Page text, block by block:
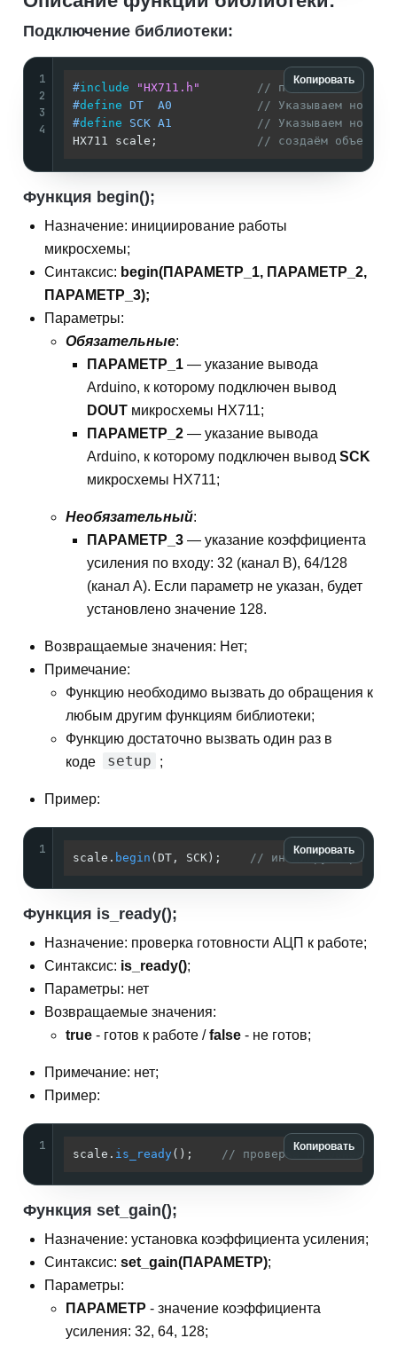
Подключение библиотеки:
Копировать
1
2
3
4
#include "HX711.h"
// подключаем
#define DT  A0
// Указываем номер
#define SCK A1
// Указываем номер
HX711 scale;
// создаём объект
Функция begin();
Назначение: инициирование работы
микросхемы;
Синтаксис: begin(ПАРАМЕТР_1, ПАРАМЕТР_2,
ПАРАМЕТР_3);
Параметры:
Обязательные:
ПАРАМЕТР_1 — указание вывода
Arduino, к которому подключен вывод
DOUT микросхемы HX711;
ПАРАМЕТР_2 — указание вывода
Arduino, к которому подключен вывод SCK
микросхемы HX711;
Необязательный:
ПАРАМЕТР_3 — указание коэффициента
усиления по входу: 32 (канал В), 64/128
(канал А). Если параметр не указан, будет
установлено значение 128.
Возвращаемые значения: Нет;
Примечание:
Функцию необходимо вызвать до обращения к
любым другим функциям библиотеки;
Функцию достаточно вызвать один раз в
коде
setup ;
Пример:
Копировать
1
scale. begin (DT, SCK); // инициируем работу
Функция is_ready();
Назначение: проверка готовности АЦП к работе;
Синтаксис: is_ready();
Параметры: нет
Возвращаемые значения:
true - готов к работе /false - не готов;
Примечание: нет;
Пример:
Копировать
1
scale. is_ready(); // проверка готовности
Функция set_gain();
Назначение: установка коэффициента усиления;
Синтаксис: set_gain(ПАРАМЕТР);
Параметры:
ПАРАМЕТР - значение коэффициента
усиления: 32, 64, 128;